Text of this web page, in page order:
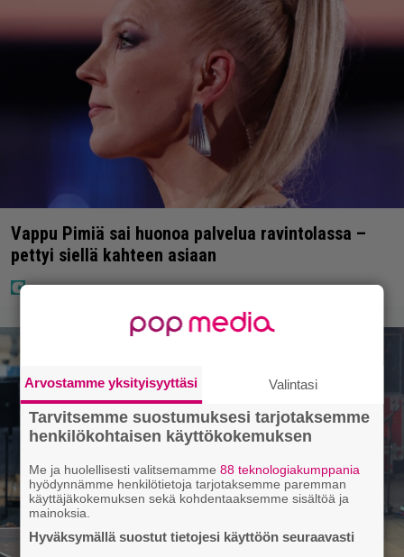
Vappu Pimiä sai huonoa palvelua ravintolassa –
pettyi siellä kahteen asiaan
Arvostamme yksityisyyttäsi Valintasi
Tarvitsemme suostumuksesi tarjotaksemme
henkilökohtaisen käyttökokemuksen
Me ja huolellisesti valitsemamme88 teknologiakumppania
hyödynnämme henkilötietoja tarjotaksemme paremman
käyttäjäkokemuksen sekä kohdentaaksemme sisältöä ja
mainoksia.
Hyväksymällä suostut tietojesi käyttöön seuraavasti